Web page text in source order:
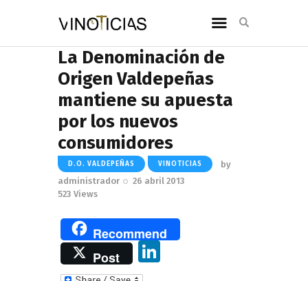
La Denominación de
Origen Valdepeñas
mantiene su apuesta
por los nuevos
consumidores
D.O. VALDEPEÑAS VINOTICIAS
by
administrador
26 abril 2013
523 Views
Recommend
Post